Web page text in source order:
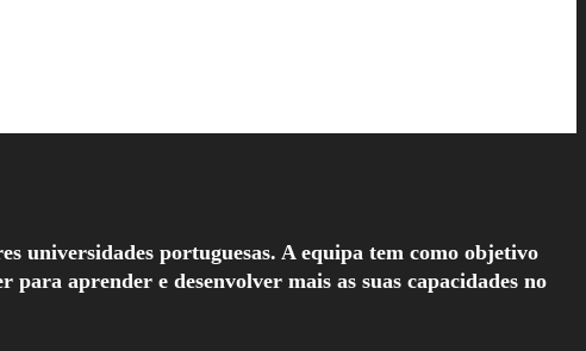
universidades portuguesas. A equipa tem como objetivo
aprender e desenvolver mais as suas capacidades no